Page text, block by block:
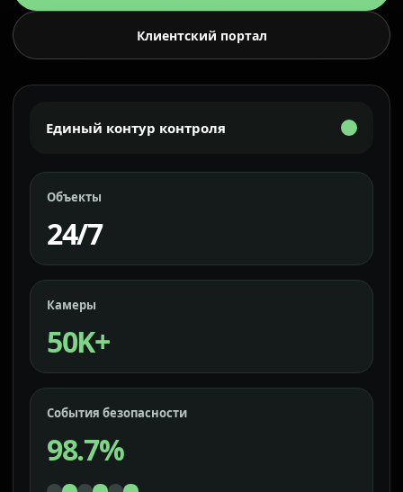
Клиентский портал
Единый контур контроля
Объекты
24/7
Камеры
50K+
События безопасности
98.7%